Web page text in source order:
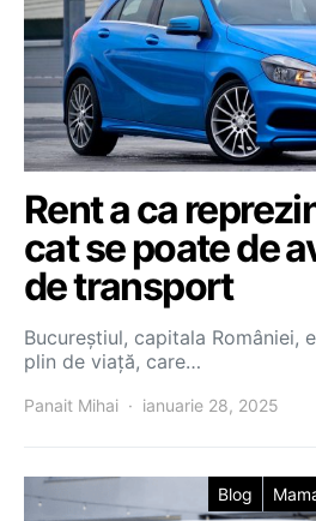
Rent a ca
cat se poate de
de transport
Bucureștiul, capitala României,
plin de viață, care…
Panait Mihai ianuarie 28, 2025
Blog